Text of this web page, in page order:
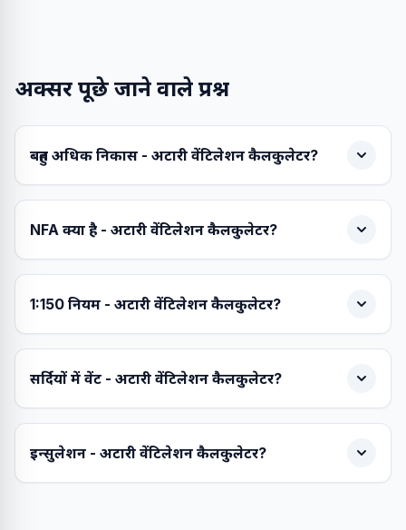
अक्सर पूछे जाने वाले प्रश्न
बहुत अधिक निकास - अटारी वेंटिलेशन कैलकुलेटर?
NFA क्या है - अटारी वेंटिलेशन कैलकुलेटर?
1:150 नियम - अटारी वेंटिलेशन कैलकुलेटर?
सर्दियों में वेंट - अटारी वेंटिलेशन कैलकुलेटर?
इन्सुलेशन - अटारी वेंटिलेशन कैलकुलेटर?